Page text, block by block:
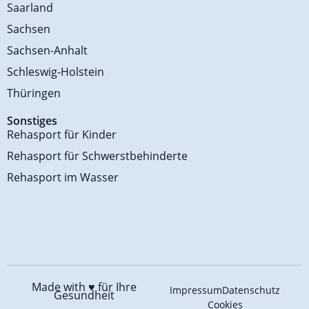
Saarland
Sachsen
Sachsen-Anhalt
Schleswig-Holstein
Thüringen
Sonstiges
Rehasport für Kinder
Rehasport für Schwerstbehinderte
Rehasport im Wasser
Made with ♥️für Ihre
Gesundheit ImpressumDatenschutz
Cookies